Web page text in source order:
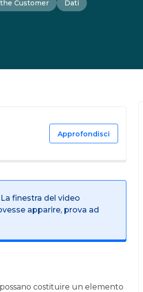
Customer Dati
Approfondisci
finestra del video
apparire, prova ad
costituire un elemento